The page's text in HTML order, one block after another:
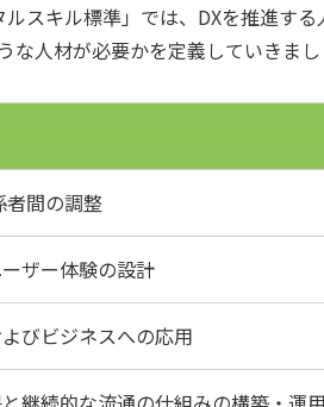
スキル標準」では、DXを推進す
人材が必要かを定義していきまし
者間の調整
ザー体験の設計
びビジネスへの応用